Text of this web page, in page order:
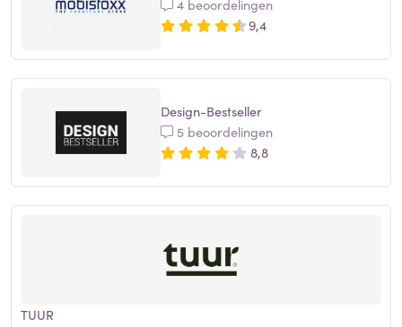
4 beoordelingen
9,4
Design-Bestseller
5 beoordelingen
8,8
TUUR